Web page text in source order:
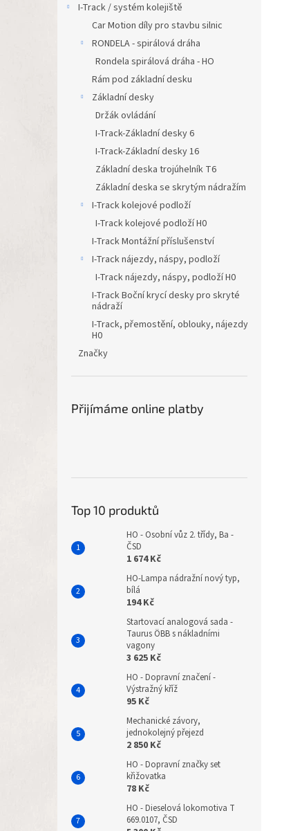
I-Track / systém kolejiště
Car Motion díly pro stavbu silnic
RONDELA - spirálová dráha
Rondela spirálová dráha - HO
Rám pod základní desku
Základní desky
Držák ovládání
I-Track-Základní desky 6
I-Track-Základní desky 16
Základní deska trojúhelník T6
Základní deska se skrytým nádražím
I-Track kolejové podloží
I-Track kolejové podloží H0
I-Track Montážní příslušenství
I-Track nájezdy, náspy, podloží
I-Track nájezdy, náspy, podloží H0
I-Track Boční krycí desky pro skryté
nádraží
I-Track, přemostění, oblouky, nájezdy
H0
Značky
Přijímáme online platby
Top 10 produktů
HO - Osobní vůz 2. třídy, Ba -
ČSD
1 674 Kč
HO-Lampa nádražní nový typ,
bílá
194 Kč
Startovací analogová sada -
Taurus ÖBB s nákladními
vagony
3 625 Kč
HO - Dopravní značení -
Výstražný kříž
95 Kč
Mechanické závory,
jednokolejný přejezd
2 850 Kč
HO - Dopravní značky set
křižovatka
78 Kč
HO - Dieselová lokomotiva T
669.0107, ČSD